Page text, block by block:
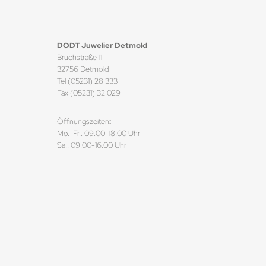
DODT Juwelier Detmold
Bruchstraße 11
32756 Detmold
Tel (05231) 28 333
Fax (05231) 32 029
Öffnungszeiten:
Mo.-Fr.: 09:00-18:00 Uhr
Sa.: 09:00-16:00 Uhr